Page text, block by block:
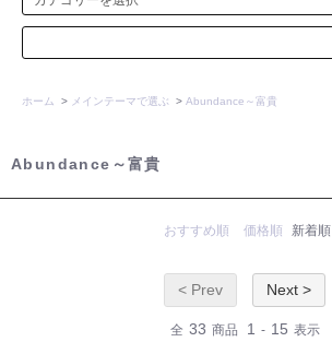
ホーム > メインテーマで選ぶ > Abundance～富貴
Abundance～富貴
おすすめ順 価格順 新着順
< Prev Next >
全 33 商品 1 - 15 表示